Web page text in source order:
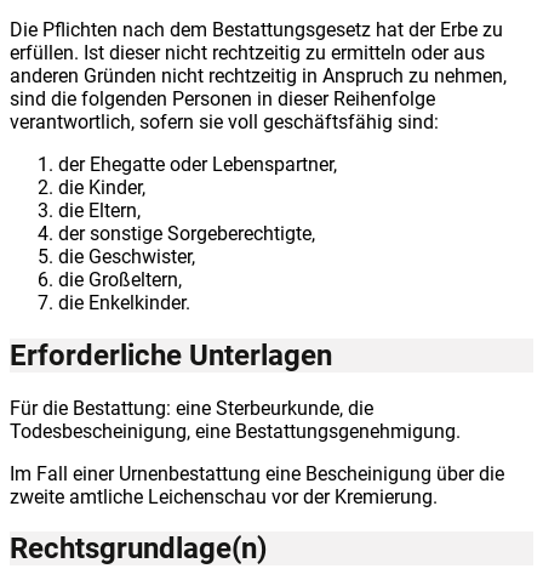
Die Pflichten nach dem Bestattungsgesetz hat der Erbe zu
erfüllen. Ist dieser nicht rechtzeitig zu ermitteln oder aus
anderen Gründen nicht rechtzeitig in Anspruch zu nehmen,
sind die folgenden Personen in dieser Reihenfolge
verantwortlich, sofern sie voll geschäftsfähig sind:
der Ehegatte oder Lebenspartner,
die Kinder,
die Eltern,
der sonstige Sorgeberechtigte,
die Geschwister,
die Großeltern,
die Enkelkinder.
Erforderliche Unterlagen
Für die Bestattung: eine Sterbeurkunde, die
Todesbescheinigung, eine Bestattungsgenehmigung.
Im Fall einer Urnenbestattung eine Bescheinigung über die
zweite amtliche Leichenschau vor der Kremierung.
Rechtsgrundlage(n)